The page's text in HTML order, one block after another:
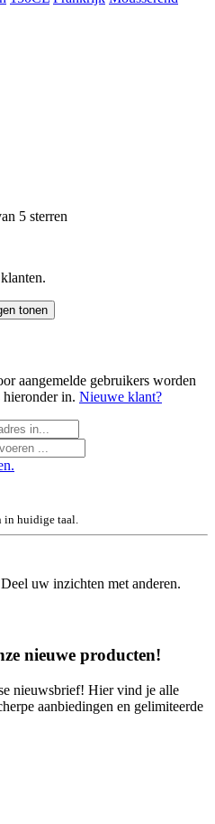
5 sterren
tonen
aangemelde gebruikers worden
hieronder in. Nieuwe klant?
in huidige taal.
uw inzichten met anderen.
nieuwe producten!
nieuwsbrief! Hier vind je alle
aanbiedingen en gelimiteerde